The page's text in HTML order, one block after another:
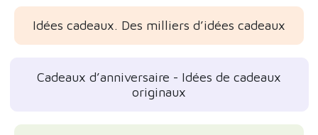
Idées cadeaux. Des milliers d’idées cadeaux
Cadeaux d’anniversaire - Idées de cadeaux
originaux